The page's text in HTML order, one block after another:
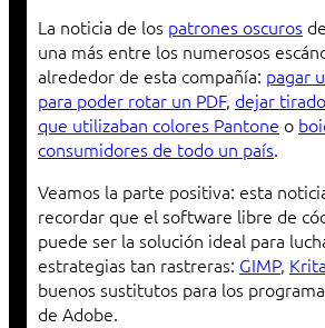
La noticia de los patrones oscuros
una más entre los numerosos
alrededor de esta compañía: pagar
para poder rotar un PDF, dejar
que utilizaban colores Pantone o
consumidores de todo un país.
Veamos la parte positiva: esta
recordar que el software libre de
puede ser la solución ideal para
estrategias tan rastreras: GIMP, Krita
buenos sustitutos para los
de Adobe.